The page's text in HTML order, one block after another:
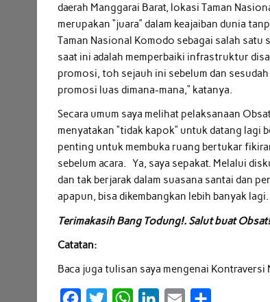
daerah Manggarai Barat, lokasi Taman
merupakan “juara” dalam keajaiban dunia
Taman Nasional Komodo sebagai salah
saat ini adalah memperbaiki infrastruktur
promosi, toh sejauh ini sebelum dan
promosi luas dimana-mana,” katanya.
Secara umum saya melihat pelaksanaan
menyatakan “tidak kapok” untuk datang lagi
penting untuk membuka ruang bertukar
sebelum acara. Ya, saya sepakat. Melalui
dan tak berjarak dalam suasana santai dan
apapun, bisa dikembangkan lebih banyak lagi.
Terimakasih Bang Todung!. Salut buat
Catatan:
Baca juga tulisan saya mengenai Kontraversi
W